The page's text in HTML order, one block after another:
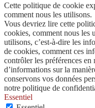
Cette politique de cookie
comment nous les utilisons.
Vous devriez lire cette
cookies, comment nous les
utilisons, c’est-à-dire les
de cookies, comment ces
contrôler les préférences
d’informations sur la
conservons vos données
notre politique de
Essentiel